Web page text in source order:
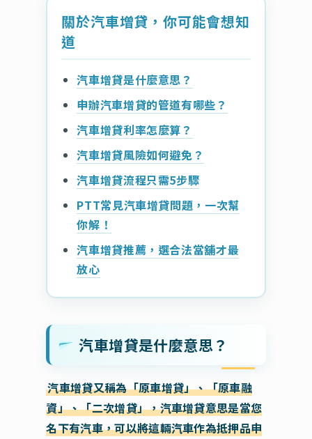
關於汽車增貸，你可能會想知
道
汽車增貸是什麼意思？
申辦汽車增貸的管道有哪些？
汽車增貸利率怎麼算？
汽車增貸風險如何避免？
汽車增貸流程只需5步驟
PTT常見汽車增貸問題，一次幫
你解！
汽車增貸推薦，選合法當舖才最
放心
汽車增貸是什麼意思？
汽車增貸又稱為「原車增貸」、「原車融
資」、「二次增貸」，汽車增貸意思是當您
名下有汽車，可以將這輛汽車作為抵押品申